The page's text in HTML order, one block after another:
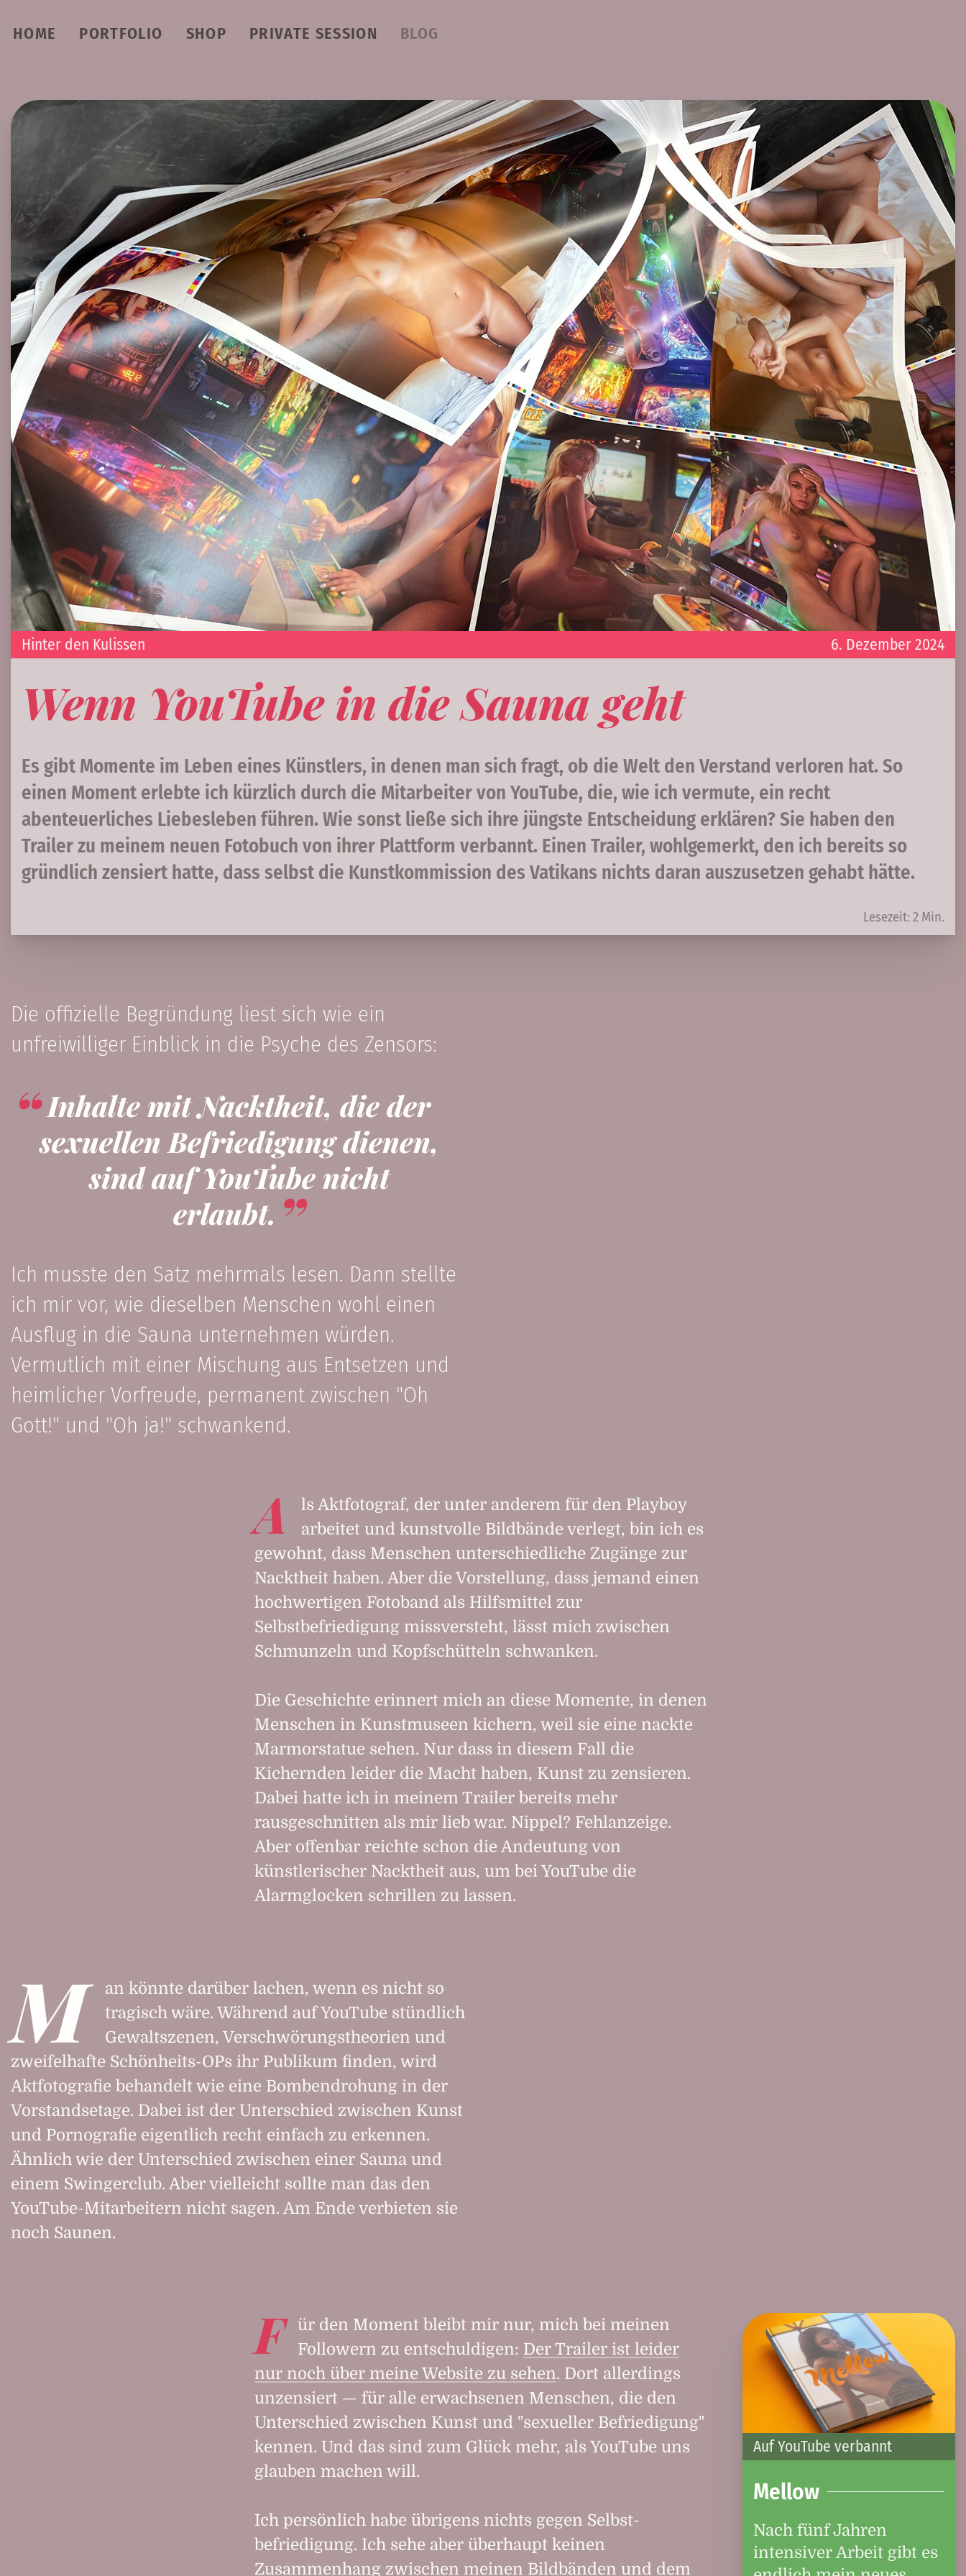
HOME PORTFOLIO SHOP PRIVATE SESSION BLOG
6. Dezember 2024
Hinter den Kulissen
Wenn YouTube in die Sauna geht
Es gibt Momente im Leben eines Künstlers, in denen man sich fragt, ob die Welt den Verstand verloren hat. So
einen Moment erlebte ich kürzlich durch die Mitarbeiter von YouTube, die, wie ich vermute, ein recht
abenteuerliches Liebesleben führen. Wie sonst ließe sich ihre jüngste Entscheidung erklären? Sie haben den
Trailer zu meinem neuen Fotobuch von ihrer Plattform verbannt. Einen Trailer, wohlgemerkt, den ich bereits so
gründlich zensiert hatte, dass selbst die Kunstkommission des Vatikans nichts daran auszusetzen gehabt hätte.
Lesezeit: 2 Min.
Die offizielle Begründung liest sich wie ein
unfreiwilliger Einblick in die Psyche des Zensors:
Inhalte mit Nacktheit, die der
sexuellen Befriedigung dienen,
sind auf YouTube nicht
erlaubt.
Ich musste den Satz mehrmals lesen. Dann stellte
ich mir vor, wie dieselben Menschen wohl einen
Ausflug in die Sauna unternehmen würden.
Vermutlich mit einer Mischung aus Entsetzen und
heimlicher Vorfreude, permanent zwischen "Oh
Gott!" und "Oh ja!" schwankend.
A
ls Aktfotograf, der unter anderem für den Playboy
arbeitet und kunstvolle Bildbände verlegt, bin ich es
gewohnt, dass Menschen unterschiedliche Zugänge zur
Nacktheit haben. Aber die Vorstellung, dass jemand einen
hochwertigen Fotoband als Hilfsmittel zur
Selbstbefriedigung missversteht, lässt mich zwischen
Schmunzeln und Kopfschütteln schwanken.
Die Geschichte erinnert mich an diese Momente, in denen
Menschen in Kunstmuseen kichern, weil sie eine nackte
Marmorstatue sehen. Nur dass in diesem Fall die
Kichernden leider die Macht haben, Kunst zu zensieren.
Dabei hatte ich in meinem Trailer bereits mehr
rausgeschnitten als mir lieb war. Nippel? Fehlanzeige.
Aber offenbar reichte schon die Andeutung von
künstlerischer Nacktheit aus, um bei YouTube die
Alarmglocken schrillen zu lassen.
M
an könnte darüber lachen, wenn es nicht so
tragisch wäre. Während auf YouTube stündlich
Gewaltszenen, Verschwö­rungs­theorien und
zweifelhafte Schönheits-OPs ihr Publikum finden, wird
Aktfotografie behandelt wie eine Bomben­drohung in der
Vorstandsetage. Dabei ist der Unter­schied zwischen Kunst
und Pornografie eigentlich recht einfach zu erkennen.
Ähnlich wie der Unterschied zwischen einer Sauna und
einem Swingerclub. Aber vielleicht sollte man das den
YouTube-Mitarbeitern nicht sagen. Am Ende verbieten sie
noch Saunen.
F
ür den Moment bleibt mir nur, mich bei meinen
Followern zu entschuldigen: Der Trailer ist leider
nur noch über meine Website zu sehen. Dort allerdings
unzensiert — für alle erwachsenen Menschen, die den
Unterschied zwischen Kunst und "sexueller Befriedigung"
kennen. Und das sind zum Glück mehr, als YouTube uns
glauben machen will.
Ich persönlich habe übrigens nichts gegen Selbst­
befriedigung. Ich sehe aber überhaupt keinen
Zusammenhang zwischen meinen Bildbänden und dem
Auf YouTube verbannt
Mellow
Nach fünf Jahren
intensiver Arbeit gibt es